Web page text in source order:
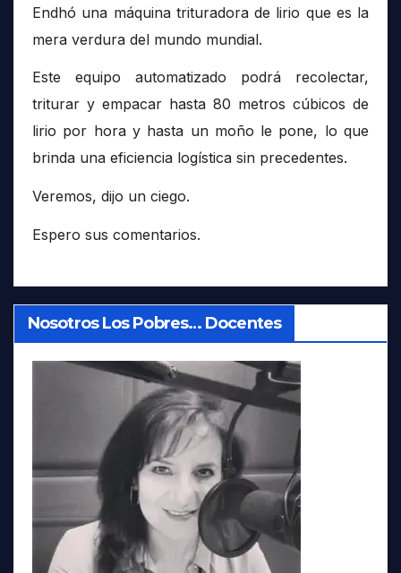
Endhó una máquina trituradora de lirio que es la
mera verdura del mundo mundial.
Este equipo automatizado podrá recolectar,
triturar y empacar hasta 80 metros cúbicos de
lirio por hora y hasta un moño le pone, lo que
brinda una eficiencia logística sin precedentes.
Veremos, dijo un ciego.
Espero sus comentarios.
Nosotros Los Pobres… Docentes